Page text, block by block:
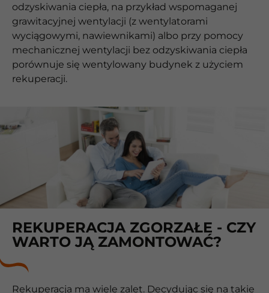
odzyskiwania ciepła, na przykład wspomaganej
grawitacyjnej wentylacji (z wentylatorami
wyciągowymi, nawiewnikami) albo przy pomocy
mechanicznej wentylacji bez odzyskiwania ciepła
porównuje się wentylowany budynek z użyciem
rekuperacji.
REKUPERACJA ZGORZAŁE - CZY
WARTO JĄ ZAMONTOWAĆ?
Rekuperacja ma wiele zalet. Decydując się na takie